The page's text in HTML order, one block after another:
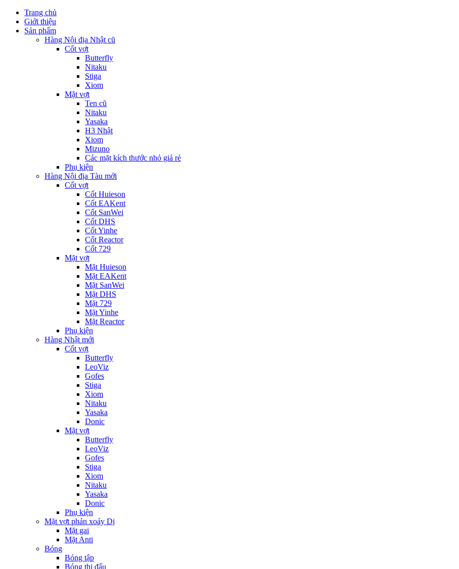
Trang chủ
Giới thiệu
Sản phẩm
Hàng Nội địa Nhật cũ
Cốt vợt
Butterfly
Nitaku
Stiga
Xiom
Mặt vợt
Ten cũ
Nitaku
Yasaka
H3 Nhật
Xiom
Mizuno
Các mặt kích thước nhỏ giá rẻ
Phụ kiện
Hàng Nội địa Tàu mới
Cốt vợt
Cốt Huieson
Cốt EAKent
Cốt SanWei
Cốt DHS
Cốt Yinhe
Cốt Reactor
Cốt 729
Mặt vợt
Mặt Huieson
Mặt EAKent
Mặt SanWei
Mặt DHS
Mặt 729
Mặt Yinhe
Mặt Reactor
Phụ kiện
Hàng Nhật mới
Cốt vợt
Butterfly
LeoViz
Gofes
Stiga
Xiom
Nitaku
Yasaka
Donic
Mặt vợt
Butterfly
LeoViz
Gofes
Stiga
Xiom
Nitaku
Yasaka
Donic
Phụ kiện
Mặt vợt phản xoáy Dị
Mặt gai
Mặt Anti
Bóng
Bóng tập
Bóng thi đấu